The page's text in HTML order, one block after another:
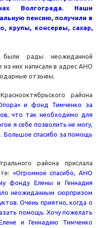
Волгограда. Наши
пенсию, получили в
крупы, консервы, сахар,
были рады неожиданной
них написали в адрес АНО
отзывы.
района
и фонд Тимченко за
что так необходимо для
я себе позволить не могу,
Большое спасибо за помощь
района прислала
«Огромное спасибо, АНО
фонду Елены и Геннадия
неожиданным сюрпризом
Очень приятно, когда о
помощь. Хочу пожелать
и Геннадию Тимченко